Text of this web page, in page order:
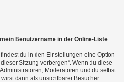
Benutzername in der Online-Liste
du in den Einstellungen eine Option
Sitzung verbergen“. Wenn du diese
Moderatoren und du selbst
dann als unsichtbarer Besucher